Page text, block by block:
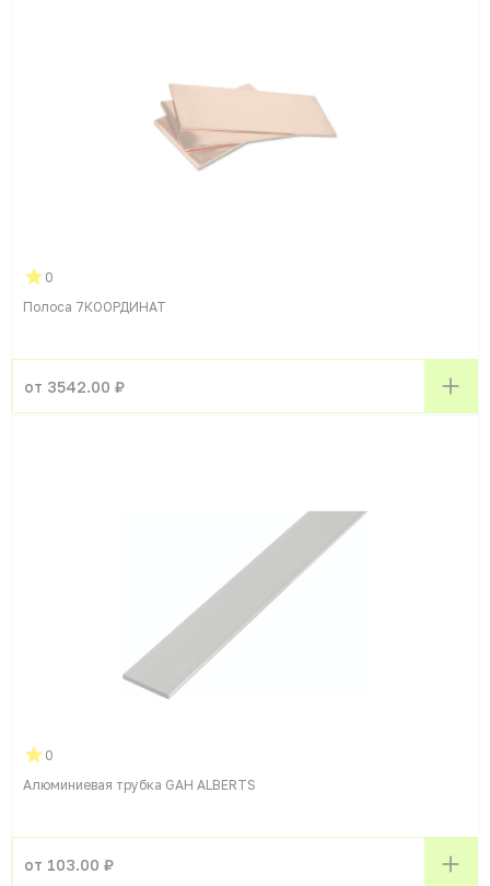
0
Полоса 7КООРДИНАТ
от 3542.00 ₽
0
Алюминиевая трубка GAH ALBERTS
от 103.00 ₽